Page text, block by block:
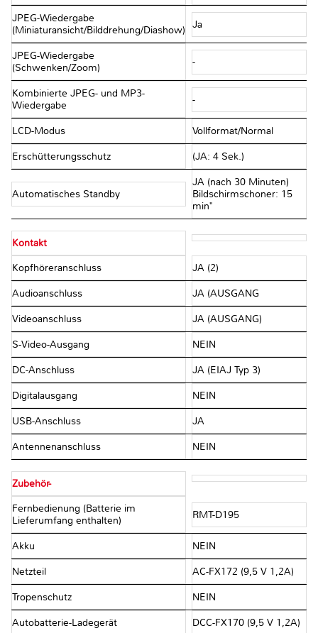
JPEG-Wiedergabe
(Miniaturansicht/Bilddrehung/Diashow)
Ja
JPEG-Wiedergabe
(Schwenken/Zoom)
-
Kombinierte JPEG- und MP3-
Wiedergabe
-
LCD-Modus Vollformat/Normal
Erschütterungsschutz (JA: 4 Sek.)
Automatisches Standby
JA (nach 30 Minuten)
Bildschirmschoner: 15
min"
Kontakt
Kopfhöreranschluss JA (2)
Audioanschluss JA (AUSGANG
Videoanschluss JA (AUSGANG)
S-Video-Ausgang NEIN
DC-Anschluss JA (EIAJ Typ 3)
Digitalausgang NEIN
USB-Anschluss JA
Antennenanschluss NEIN
Zubehör-
Fernbedienung (Batterie im
Lieferumfang enthalten)
RMT-D195
Akku NEIN
Netzteil AC-FX172 (9,5 V 1,2A)
Tropenschutz NEIN
Autobatterie-Ladegerät DCC-FX170 (9,5 V 1,2A)